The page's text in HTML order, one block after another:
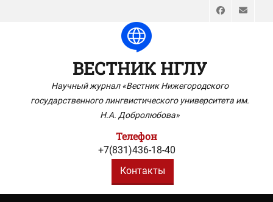
ВЕСТНИК НГЛУ
Научный журнал «Вестник Нижегородского
государственного лингвистического университета им.
Н.А. Добролюбова»
Телефон
+7(831)436-18-40
Контакты